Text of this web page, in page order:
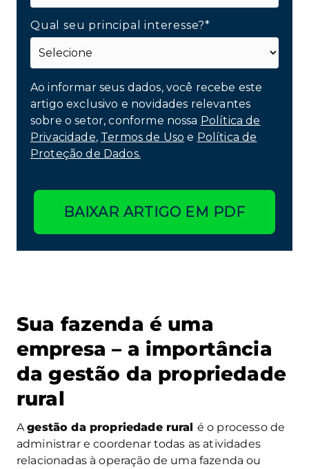
Qual seu principal interesse?*
Ao informar seus dados, você recebe este
artigo exclusivo e novidades relevantes
sobre o setor, conforme nossa Política de
Privacidade, Termos de Uso e Política de
Proteção de Dados.
BAIXAR ARTIGO EM PDF
Sua fazenda é uma
empresa – a importância
da gestão da propriedade
rural
Agestão da propriedade rural é o processo de
administrar e coordenar todas as atividades
relacionadas à operação de uma fazenda ou